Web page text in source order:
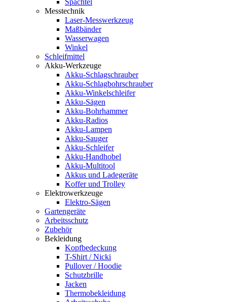
Spachtel
Messtechnik
Laser-Messwerkzeug
Maßbänder
Wasserwagen
Winkel
Schleifmittel
Akku-Werkzeuge
Akku-Schlagschrauber
Akku-Schlagbohrschrauber
Akku-Winkelschleifer
Akku-Sägen
Akku-Bohrhammer
Akku-Radios
Akku-Lampen
Akku-Sauger
Akku-Schleifer
Akku-Handhobel
Akku-Multitool
Akkus und Ladegeräte
Koffer und Trolley
Elektrowerkzeuge
Elektro-Sägen
Gartengeräte
Arbeitsschutz
Zubehör
Bekleidung
Kopfbedeckung
T-Shirt / Nicki
Pullover / Hoodie
Schutzbrille
Jacken
Thermobekleidung